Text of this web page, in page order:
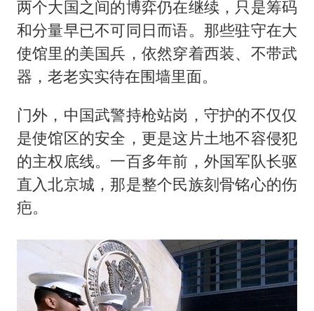
两个大国之间的博弈仍在继续，只是筹码
和分量早已不可同日而语。那些驻守在大
使馆里的美国兵，依然穿着西装、不带武
器，老老实实待在围墙里面。
门外，中国武警持枪站岗，守护的不仅仅
是使馆区的安全，更是这片土地不容侵犯
的主权底线。一百多年前，外国军队长驱
直入北京城，那是整个民族刻骨铭心的伤
疤。